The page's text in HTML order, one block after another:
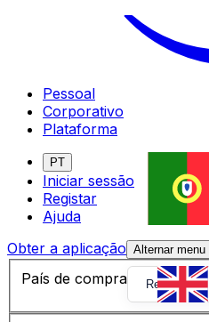
Pessoal
Corporativo
Plataforma
PT
Iniciar sessão
Registar
Ajuda
Obter a aplicação Alternar menu
País de compra Reino Unido